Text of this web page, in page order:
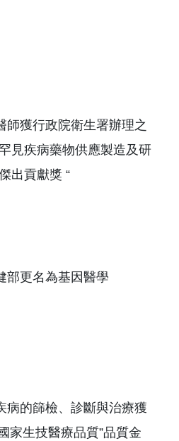
師獲行政院衛生署辦理之
見疾病藥物供應製造及研
出貢獻獎 “
部更名為基因醫學
病的篩檢、診斷與治療獲
家生技醫療品質”品質金